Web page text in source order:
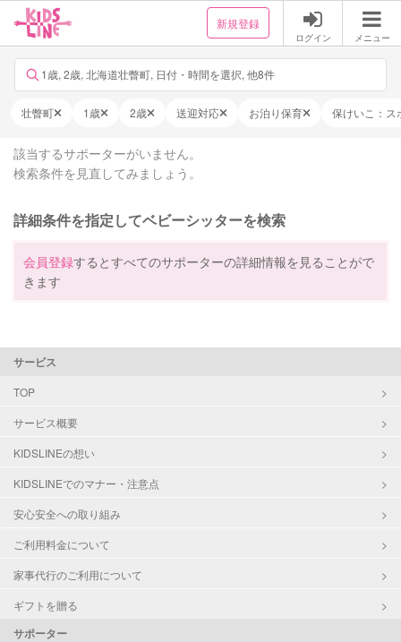
新規登録
ログイン メニュー
1歳, 2歳, 北海道壮瞥町, 日付・時間を選択, 他8件
壮瞥町 1歳 2歳 送迎対応 お泊り保育 保けいこ：ス
該当するサポーターがいません。
検索条件を見直してみましょう。
詳細条件を指定してベビーシッターを検索
会員登録するとすべてのサポーターの詳細情報を見ることがで
きます
サービス
TOP
サービス概要
KIDSLINEの想い
KIDSLINEでのマナー・注意点
安心安全への取り組み
ご利用料金について
家事代行のご利用について
ギフトを贈る
サポーター